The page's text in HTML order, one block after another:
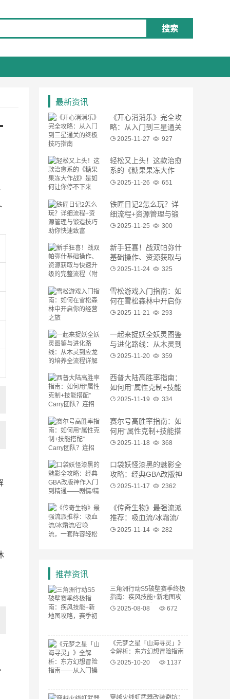
搜索
最新资讯
《开心消消乐》完全攻
略：从入门到三星通关
的终极技巧指南
2025-11-27 927
轻松又上头！这款治愈
系的《糖果果冻大作
战》是如何让你停不下
2025-11-26 651
铁匠日记2怎么玩？详
细流程+资源管理与锻
造技巧助你快速致富
2025-11-25 300
新手狂喜！战双帕弥什
基础操作、资源获取与
快速升级的完整流程
2025-11-24 325
雪松游戏入门指南：如
何在雪松森林中开启你
的经营之旅
2025-11-21 293
一起来捉妖全妖灵图鉴
与进化路线：从木灵到
应龙的培养全流程详解
2025-11-20 359
西普大陆高胜率指南：
如何用“属性克制+技能
搭配”Carry团队？连招
2025-11-19 334
赛尔号高胜率指南：如
何用“属性克制+技能搭
配”Carry团队？连招细
2025-11-18 368
口袋妖怪漆黑的魅影全
攻略：经典GBA改版神
作入门到精通——剧情/
2025-11-17 2362
《传奇生物》最强流派
推荐：吸血流/冰霜流/
召唤流，一套阵容轻松
2025-11-14 282
推荐资讯
三角洲行动S5破壁赛季终极
指南：疾风技能+新地图攻
略，赛季初必看！
2025-08-08 672
《元梦之星「山海寻灵」》
全解析：东方幻想冒险指南
——从入门操作到隐藏彩蛋
2025-10-20 1137
穿越火线虹武器改装避坑：